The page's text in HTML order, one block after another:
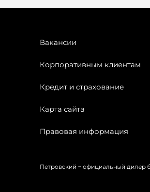
Вакансии
Корпоративным клиентам
Кредит и страхование
Карта сайта
Правовая информация
Петровский − официальный дилер